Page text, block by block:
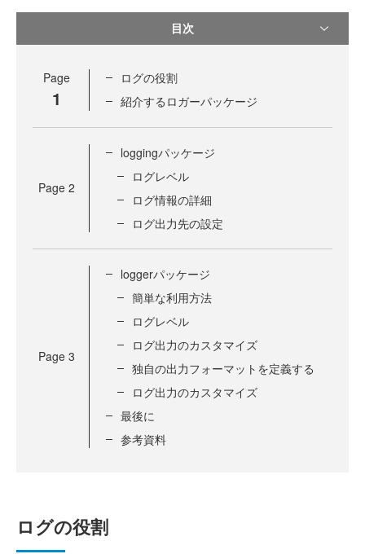
目次
Page
1
ログの役割
紹介するロガーパッケージ
Page 2
loggingパッケージ
ログレベル
ログ情報の詳細
ログ出力先の設定
Page 3
loggerパッケージ
簡単な利用方法
ログレベル
ログ出力のカスタマイズ
独自の出力フォーマットを定義する
ログ出力のカスタマイズ
最後に
参考資料
ログの役割